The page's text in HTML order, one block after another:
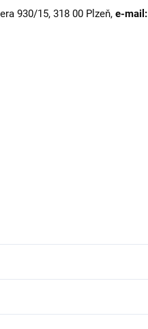
930/15, 318 00 Plzeň, e-mail: